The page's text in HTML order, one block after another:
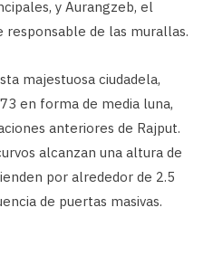
y Aurangzeb, el
de las murallas.
majestuosa ciudadela,
en forma de media luna,
anteriores de Rajput.
alcanzan una altura de
por alrededor de 2.5
de puertas masivas.